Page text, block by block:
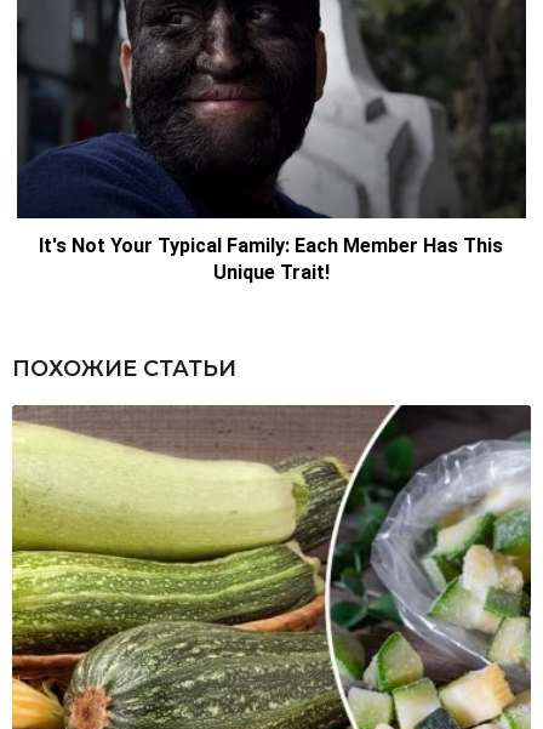
ПОХОЖИЕ СТАТЬИ